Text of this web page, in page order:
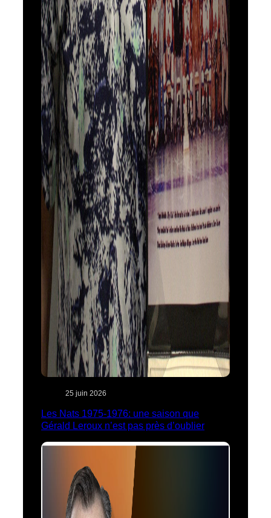
25 juin 2026
Les Nats 1975-1976: une saison que
Gérald Leroux n’est pas près d’oublier